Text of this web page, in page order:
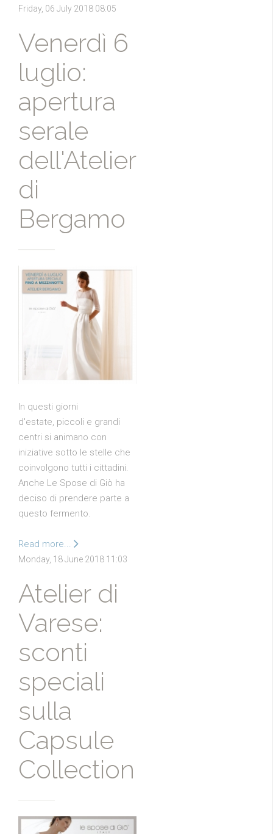
Friday, 06 July 2018 08:05
Venerdì 6
luglio:
apertura
serale
dell'Atelier
di
Bergamo
In questi giorni
d'estate, piccoli e grandi
centri si animano con
iniziative sotto le stelle che
coinvolgono tutti i cittadini.
Anche Le Spose di Giò ha
deciso di prendere parte a
questo fermento.
Read more...
Monday, 18 June 2018 11:03
Atelier di
Varese:
sconti
speciali
sulla
Capsule
Collection